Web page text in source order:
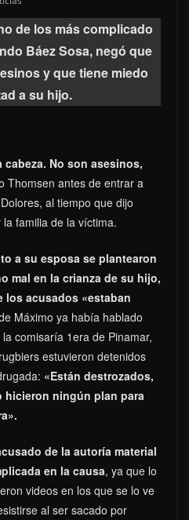
de los más complicado
Báez Sosa, negó que
y que tiene miedo
a su hijo.
No son asesinos,
Thomsen antes de entrar a
al tiempo que dijo
familia de la víctima.
a su esposa se plantearon
mal en la crianza de su hijo,
los acusados «estaban
Máximo ya había hablado
comisaría 1era de Pinamar,
estuvieron detenidos
«Están destrozados,
hicieron ningún plan para
de la autoría material
en la causa, ya que lo
videos en los que se lo ve
al ser sacado por